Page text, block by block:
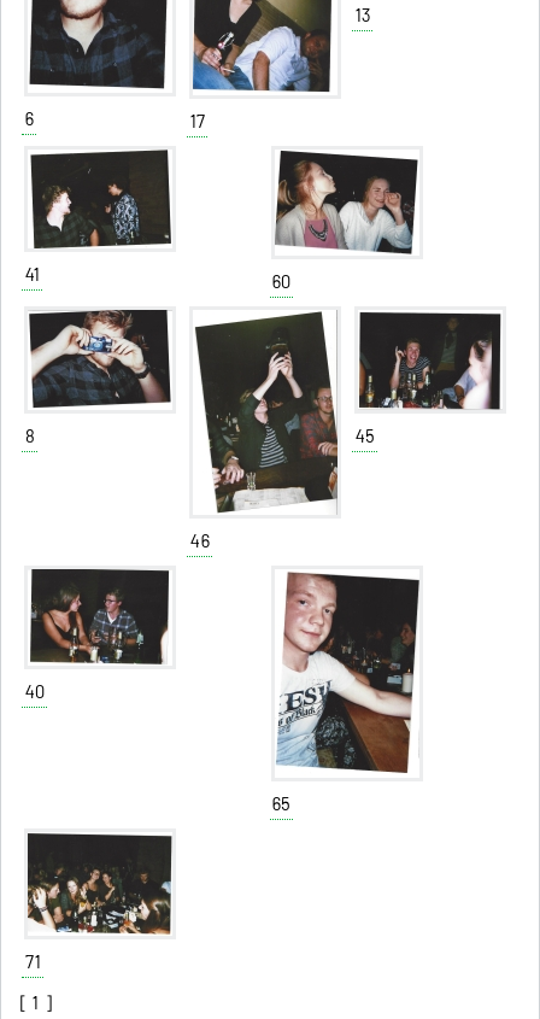
6 17
13
41 60
8
46
45
40
65
71
[ 1 ]